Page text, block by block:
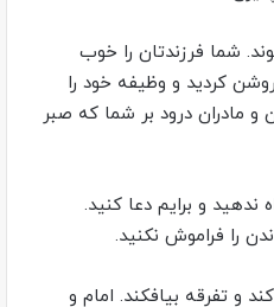
شما فرزندتان را خوب
کردید و وظیفه خود را
و مادران درود بر شما که صبر
ندهید و برایم دعا کنید.
را فراموش نکنید.
و تفرقه بیافکند. امام و